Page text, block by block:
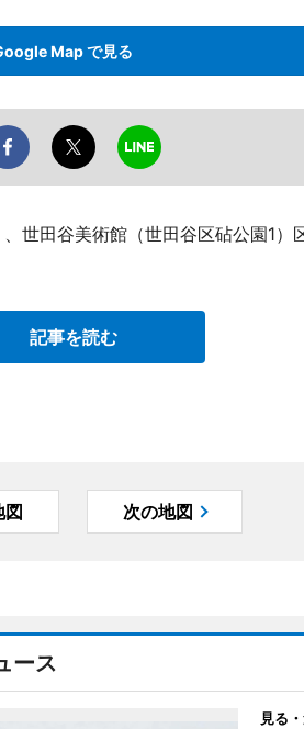
Map で見る
世田谷美術館（世田谷区砧公園1）
記事を読む
図 次の地図
ース
見る